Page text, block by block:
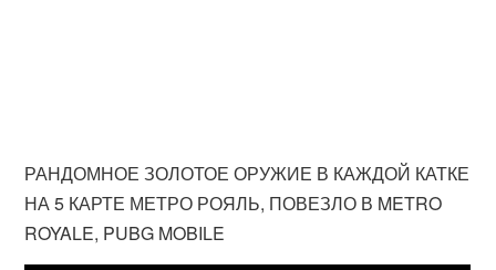
РАНДОМНОЕ ЗОЛОТОЕ ОРУЖИЕ В КАЖДОЙ КАТКЕ
НА 5 КАРТЕ МЕТРО РОЯЛЬ, ПОВЕЗЛО В METRO
ROYALE, PUBG MOBILE